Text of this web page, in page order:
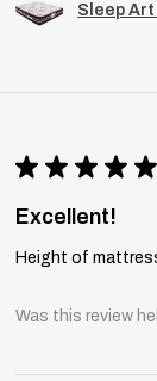
Sleep
★ ★ ★ ★ ★
Excellent!
Height of
Was this review